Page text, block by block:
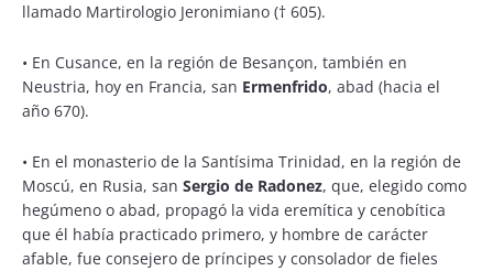
llamado Martirologio Jeronimiano († 605).
• En Cusance, en la región de Besançon, también en
Neustria, hoy en Francia, san Ermenfrido, abad (hacia el
año 670).
• En el monasterio de la Santísima Trinidad, en la región de
Moscú, en Rusia, san Sergio de Radonez, que, elegido como
hegúmeno o abad, propagó la vida eremítica y cenobítica
que él había practicado primero, y hombre de carácter
afable, fue consejero de príncipes y consolador de fieles